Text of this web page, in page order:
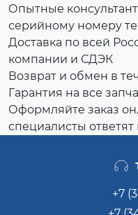
Опытные
серийному номеру
Доставка по всей
компании и СДЭК
Возврат и обмен в
Гарантия на все
Оформляйте заказ
специалисты
+7